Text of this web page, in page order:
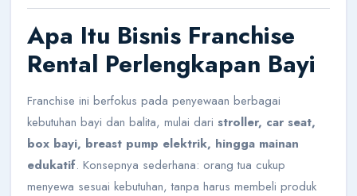
Apa Itu Bisnis Franchise
Rental Perlengkapan Bayi
Franchise ini berfokus pada penyewaan berbagai
kebutuhan bayi dan balita, mulai dari stroller, car seat,
box bayi, breast pump elektrik, hingga mainan
edukatif. Konsepnya sederhana: orang tua cukup
menyewa sesuai kebutuhan, tanpa harus membeli produk